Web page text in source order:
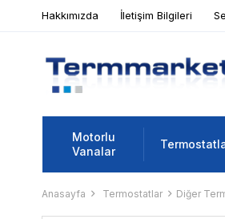
Hakkımızda İletişim Bilgileri
Motorlu
Vanalar
Anasayfa Termostatlar Diğer